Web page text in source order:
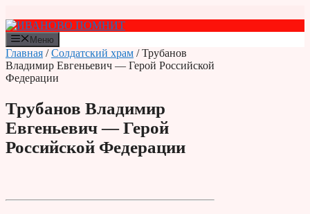
к
содержимому
Меню
Главная /Солдатский храм / Трубанов
Владимир Евгеньевич — Герой Российской
Федерации
Трубанов Владимир
Евгеньевич — Герой
Российской Федерации